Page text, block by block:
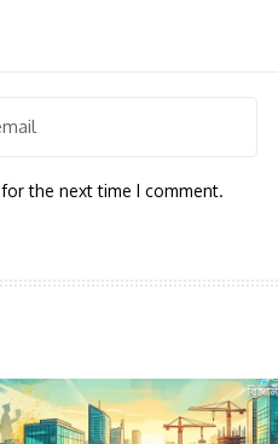
the next time I comment.